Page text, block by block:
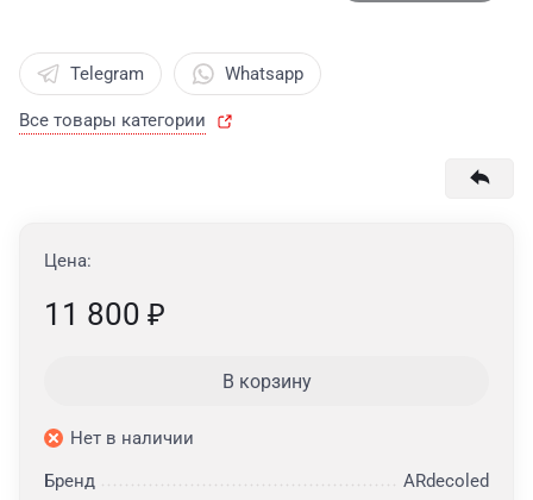
Telegram Whatsapp
Все товары категории
Цена:
11 800 ₽
В корзину
Нет в наличии
Бренд
ARdecoled